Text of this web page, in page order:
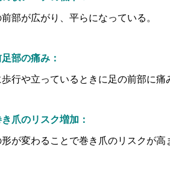
前部が広がり、平らになっている。
足部の痛み：
行や立っているときに足の前部に痛
き爪のリスク増加：
形が変わることで巻き爪のリスクが高